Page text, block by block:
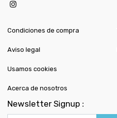
Condiciones de compra
Aviso legal
Usamos cookies
Acerca de nosotros
Newsletter Signup :